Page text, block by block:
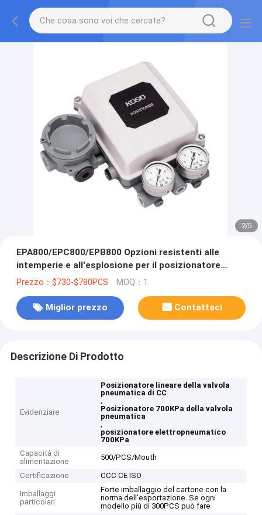
2/5
EPA800/EPC800/EPB800 Opzioni resistenti alle
intemperie e all'esplosione per il posizionatore
elettro-pneumatico delle valvole
Prezzo：$730-$780PCS MOQ：1
Miglior prezzo Contattaci
Descrizione Di Prodotto
Evidenziare
Posizionatore lineare della valvola
pneumatica di CC
,
Posizionatore 700KPa della valvola
pneumatica
,
posizionatore elettropneumatico
700KPa
Capacità di
alimentazione
500/PCS/Mouth
Certificazione CCC CE ISO
Imballaggi
particolari
Forte imballaggio del cartone con la
norma dell'esportazione. Se ogni
modello più di 300PCS può fare